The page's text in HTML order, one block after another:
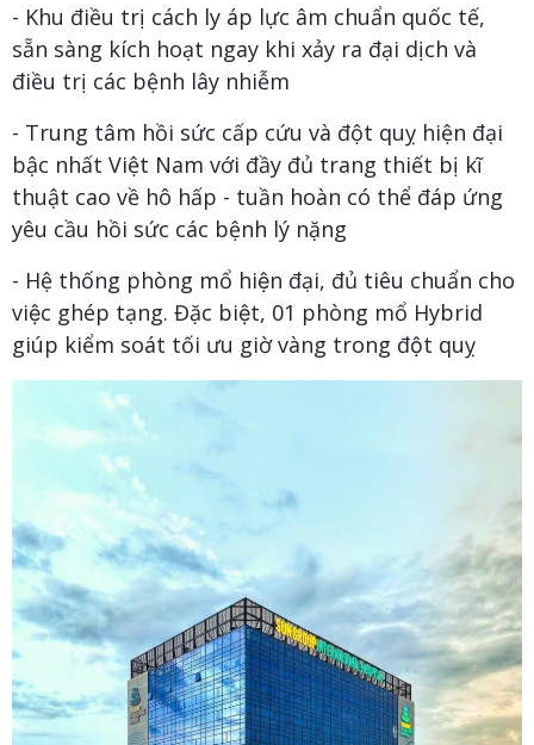
- Khu điều trị cách ly áp lực âm chuẩn quốc tế,
sẵn sàng kích hoạt ngay khi xảy ra đại dịch và
điều trị các bệnh lây nhiễm
- Trung tâm hồi sức cấp cứu và đột quỵ hiện đại
bậc nhất Việt Nam với đầy đủ trang thiết bị kĩ
thuật cao về hô hấp - tuần hoàn có thể đáp ứng
yêu cầu hồi sức các bệnh lý nặng
- Hệ thống phòng mổ hiện đại, đủ tiêu chuẩn cho
việc ghép tạng. Đặc biệt, 01 phòng mổ Hybrid
giúp kiểm soát tối ưu giờ vàng trong đột quỵ